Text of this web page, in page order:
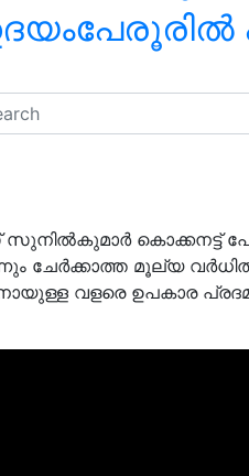
കൊക്കനട്ട്
ചേർക്കാത്ത മൂല്യ
വളരെ ഉപകാര